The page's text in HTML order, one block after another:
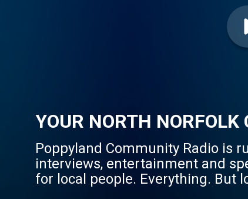
YOUR NORTH
Poppyland Community Radio is
interviews, entertainment and
for local people. Everything. But